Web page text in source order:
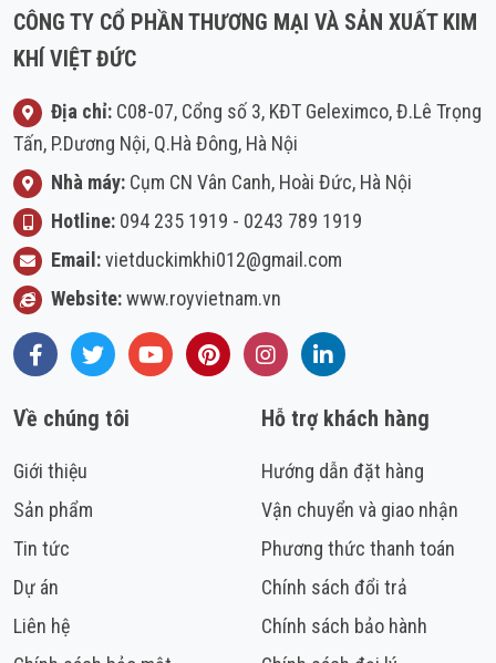
CÔNG TY CỔ PHẦN THƯƠNG MẠI VÀ SẢN XUẤT KIM
KHÍ VIỆT ĐỨC
Địa chỉ: C08-07, Cổng số 3, KĐT Geleximco, Đ.Lê Trọng
Tấn, P.Dương Nội, Q.Hà Đông, Hà Nội
Nhà máy: Cụm CN Vân Canh, Hoài Đức, Hà Nội
Hotline: 094 235 1919 - 0243 789 1919
Email:vietduckimkhi012@gmail.com
Website:www.royvietnam.vn
FacebookTwitterYoutubePinterestInstagramLinkedIn
Về chúng tôi
Giới thiệu
Sản phẩm
Tin tức
Dự án
Liên hệ
Hỗ trợ khách hàng
Hướng dẫn đặt hàng
Vận chuyển và giao nhận
Phương thức thanh toán
Chính sách đổi trả
Chính sách bảo hành